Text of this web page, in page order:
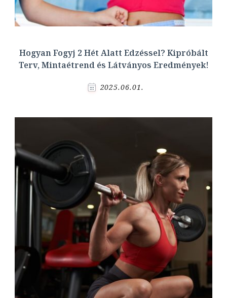
Hogyan Fogyj 2 Hét Alatt Edzéssel? Kipróbált
Terv, Mintaétrend és Látványos Eredmények!
2025.06.01.